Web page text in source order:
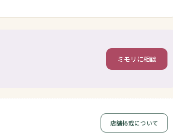
ミモリに相談
店舗掲載について